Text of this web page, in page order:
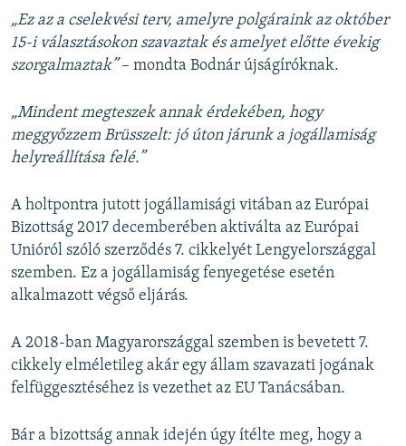
„Ez az a cselekvési terv, amelyre polgáraink az október
15-i választásokon szavaztak és amelyet előtte évekig
szorgalmaztak”– mondta Bodnár újságíróknak.
„Mindent megteszek annak érdekében, hogy
meggyőzzem Brüsszelt: jó úton járunk a jogállamiság
helyreállítása felé.”
A holtpontra jutott jogállamisági vitában az Európai
Bizottság 2017 decemberében aktiválta az Európai
Unióról szóló szerződés 7. cikkelyét Lengyelországgal
szemben. Ez a jogállamiság fenyegetése esetén
alkalmazott végső eljárás.
A 2018-ban Magyarországgal szemben is bevetett 7.
cikkely elméletileg akár egy állam szavazati jogának
felfüggesztéséhez is vezethet az EU Tanácsában.
Bár a bizottság annak idején úgy ítélte meg, hogy a